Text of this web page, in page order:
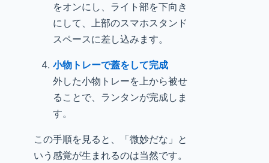
をオンにし、ライト部を下向き
にして、上部のスマホスタンド
スペースに差し込みます。
小物トレーで蓋をして完成
外した小物トレーを上から被せ
ることで、ランタンが完成しま
す。
この手順を見ると、「微妙だな」と
いう感覚が生まれるのは当然です。